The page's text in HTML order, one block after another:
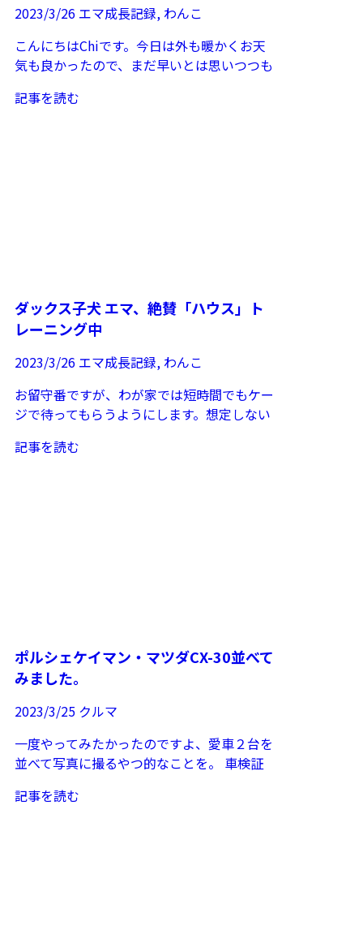
2023/3/26 エマ成長記録, わんこ
こんにちはChiです。今日は外も暖かくお天
気も良かったので、まだ早いとは思いつつも
グ中のエマですが...
記事を読む
ダックス子犬 エマ、絶賛「ハウス」ト
レーニング中
2023/3/26 エマ成長記録, わんこ
お留守番ですが、わが家では短時間でもケー
ジで待ってもらうようにします。想定しない
るのでカメラで状況...
記事を読む
ポルシェケイマン・マツダCX-30並べて
みました。
2023/3/25 クルマ
一度やってみたかったのですよ、愛車２台を
並べて写真に撮るやつ的なことを。 車検証
記事を読む